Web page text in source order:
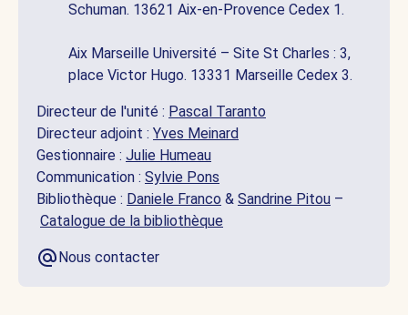
Schuman. 13621 Aix-en-Provence Cedex 1.
Aix Marseille Université – Site St Charles : 3,
place Victor Hugo. 13331 Marseille Cedex 3.
Directeur de l'unité : Pascal Taranto
Directeur adjoint : Yves Meinard
Gestionnaire : Julie Humeau
Communication : Sylvie Pons
Bibliothèque : Daniele Franco & Sandrine Pitou –
Catalogue de la bibliothèque
Nous contacter